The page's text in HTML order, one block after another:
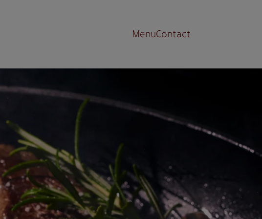
MenuContact